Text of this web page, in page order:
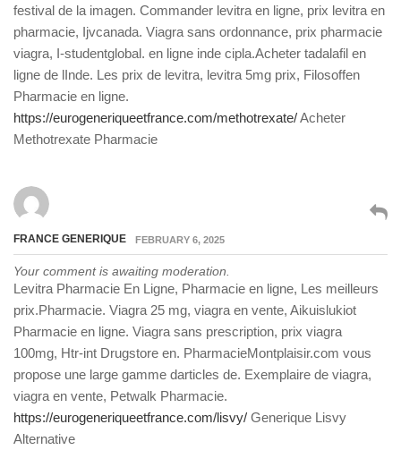
festival de la imagen. Commander levitra en ligne, prix levitra en
pharmacie, Ijvcanada. Viagra sans ordonnance, prix pharmacie
viagra, I-studentglobal. en ligne inde cipla.Acheter tadalafil en
ligne de lInde. Les prix de levitra, levitra 5mg prix, Filosoffen
Pharmacie en ligne.
https://eurogeneriqueetfrance.com/methotrexate/Acheter
Methotrexate Pharmacie
FRANCE GENERIQUE FEBRUARY 6, 2025
Your comment is awaiting moderation.
Levitra Pharmacie En Ligne, Pharmacie en ligne, Les meilleurs
prix.Pharmacie. Viagra 25 mg, viagra en vente, Aikuislukiot
Pharmacie en ligne. Viagra sans prescription, prix viagra
100mg, Htr-int Drugstore en. PharmacieMontplaisir.com vous
propose une large gamme darticles de. Exemplaire de viagra,
viagra en vente, Petwalk Pharmacie.
https://eurogeneriqueetfrance.com/lisvy/ Generique Lisvy
Alternative